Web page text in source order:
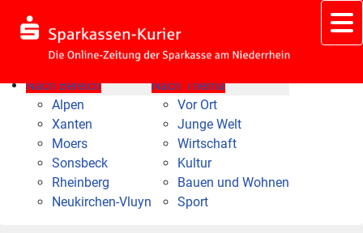
Nach Bereich
Alpen
Xanten
Moers
Sonsbeck
Rheinberg
Neukirchen-Vluyn
Nach Thema
Vor Ort
Junge Welt
Wirtschaft
Kultur
Bauen und Wohnen
Sport